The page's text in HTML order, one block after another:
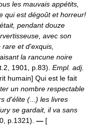
les mauvais appétits,
qui est dégoût et horreur!
pendant douze
avec son
et d'exquis,
la rancune noire
1901, p.83). Empl. adj.
humain] Qui est le fait
un nombre respectable
d'élite (...) les livres
se gardait, il va sans
p.1321). — [